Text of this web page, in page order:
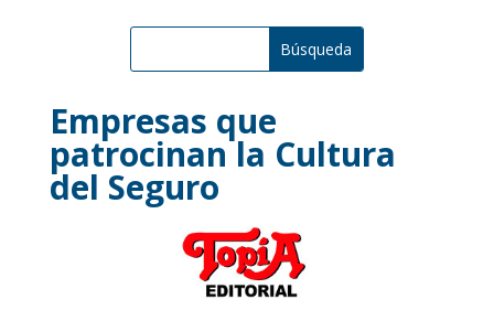
Empresas que
patrocinan la Cultura
del Seguro